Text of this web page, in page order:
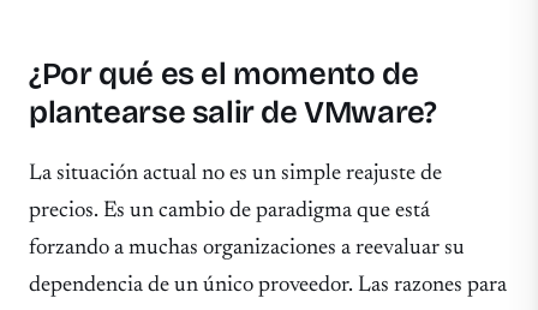
¿Por qué es el momento de
plantearse salir de VMware?
La situación actual no es un simple reajuste de
precios. Es un cambio de paradigma que está
forzando a muchas organizaciones a reevaluar su
dependencia de un único proveedor. Las razones para